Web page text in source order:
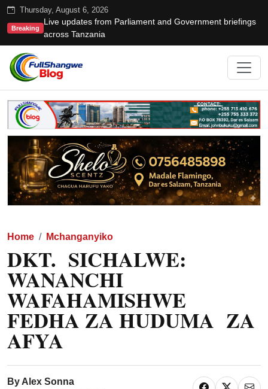
Thursday, August 6, 2026
Breaking
Live updates from Parliament and Government briefings
across Tanzania
Home Mchanganyiko
DKT. SICHALWE:
WANANCHI
WAFAHAMISHWE
FEDHA ZA HUDUMA ZA
AFYA
By Alex Sonna